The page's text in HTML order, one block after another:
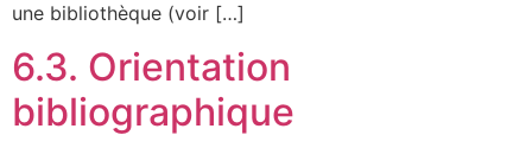
une bibliothèque (voir […]
6.3. Orientation
bibliographique